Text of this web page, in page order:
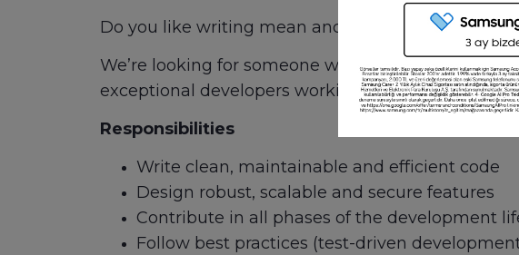
Do you like writing mean and clean Ruby code?
We’re looking for someone with a passion for
exceptional developers working in a fast-paced
Responsibilities
Write clean, maintainable and efficient code
Design robust, scalable and secure features
Contribute in all phases of the development
Follow best practices (test-driven